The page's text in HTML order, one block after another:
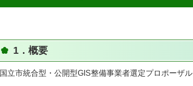
1．概要
国立市統合型・公開型GIS整備事業者選定プロポーザル